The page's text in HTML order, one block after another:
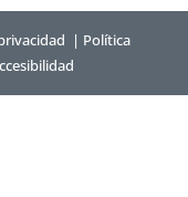
| Política